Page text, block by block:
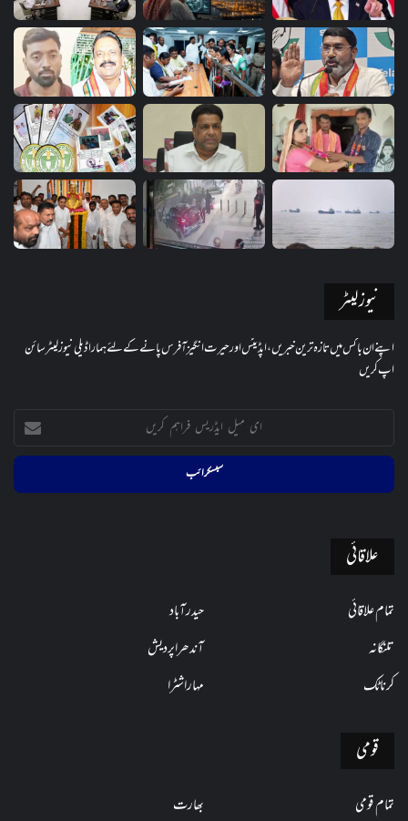
نیوز لیٹر
اپنے ان باکس میں تازہ ترین خبریں، اپڈیٹس اور حیرت انگیز آفرس پانے کے لئے ہمارا ڈیلی نیوز لیٹر سائن
اپ کریں
ایڈریس
کریں
علاقائی
تمام علاقائی
حیدرآباد
تلنگانہ
آندھراپردیش
کرناٹک
مہاراشٹرا
قومی
تمام قومی
بھارت